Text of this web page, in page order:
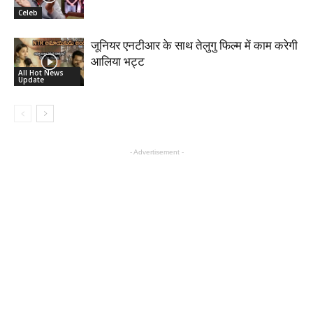
Celeb
All Hot News
Update
जूनियर एनटीआर के साथ तेलुगु फिल्म में काम करेगी
आलिया भट्ट
- Advertisement -